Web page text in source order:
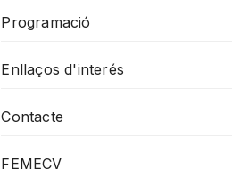
Programació
Enllaços d'interés
Contacte
FEMECV